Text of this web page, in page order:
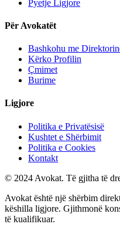
Pyetje Ligjore
Për Avokatët
Bashkohu me
Kërko Profilin
Çmimet
Burime
Ligjore
Politika e Privatësisë
Kushtet e Shërbimit
Politika e Cookies
Kontakt
© 2024 Avokat. Të gjitha të
Avokat është një shërbim
këshilla ligjore. Gjithmonë
të kualifikuar.